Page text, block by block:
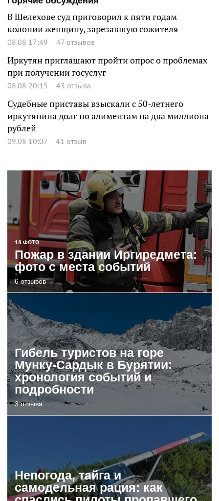
В Шелехове суд приговорил к пяти годам
колонии женщину, зарезавшую сожителя
08.08 17:49 47 отзывов
Иркутян приглашают пройти опрос о проблемах
при получении госуслуг
08.08 20:15 43 отзыва
Судебные приставы взыскали с 50-летнего
иркутянина долг по алиментам на два миллиона
рублей
09.08 10:07 41 отзыв
18 ФОТО
Пожар в здании Иргиредмета:
фото с места событий
6 отзывов
Гибель туристов на горе
Мунку-Сардык в Бурятии:
хронология событий и
подробности
3 отзыва
Непогода, тайга и
самодельная рация: как